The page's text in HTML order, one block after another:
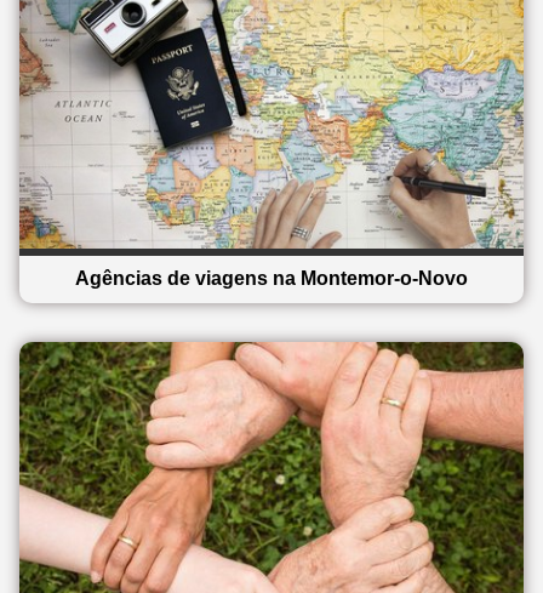
Agências de viagens na Montemor-o-Novo